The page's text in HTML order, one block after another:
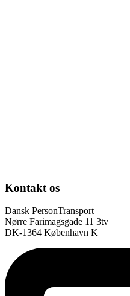
Kontakt os
Dansk PersonTransport
Nørre Farimagsgade 11 3tv
DK-1364 København K